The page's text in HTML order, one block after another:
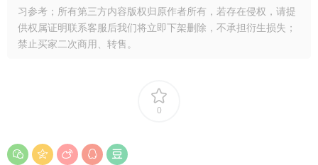
习参考；所有第三方内容版权归原作者所有，若存在侵权，请提
供权属证明联系客服后我们将立即下架删除，不承担衍生损失；
禁止买家二次商用、转售。
0